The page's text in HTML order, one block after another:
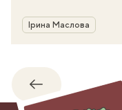
Автор
Ірина Маслова
Назад